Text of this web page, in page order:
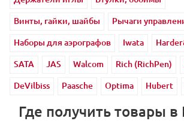
Винты, гайки, шайбы
Рычаги
Наборы для аэрографов
Iwata
SATA
JAS Walcom Rich (RichPen)
DeVilbiss
Paasche Optima Hubert
Где получить товары